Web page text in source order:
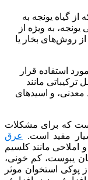
گیاه یونجه به
به ویژه از
از روش‌های بخار یا
استفاده قرار
مانند
معدنی، و اسیدهای
که برای مشکلات
مفید است.
عرق
یونجه، حاوی ویتامین های A، K، D و E و املاحی مانند کلسیم
یبوست، کم خونی،
پوکی استخوان موثر